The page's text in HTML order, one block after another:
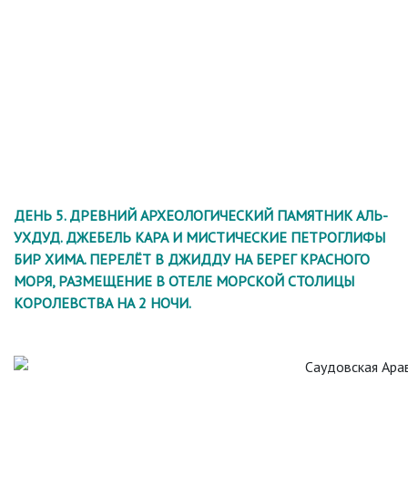
ДЕНЬ 5. ДРЕВНИЙ АРХЕОЛОГИЧЕСКИЙ ПАМЯТНИК АЛЬ-
УХДУД. ДЖЕБЕЛЬ КАРА И МИСТИЧЕСКИЕ ПЕТРОГЛИФЫ
БИР ХИМА. ПЕРЕЛЁТ В ДЖИДДУ НА БЕРЕГ КРАСНОГО
МОРЯ, РАЗМЕЩЕНИЕ В ОТЕЛЕ МОРСКОЙ СТОЛИЦЫ
КОРОЛЕВСТВА НА 2 НОЧИ.